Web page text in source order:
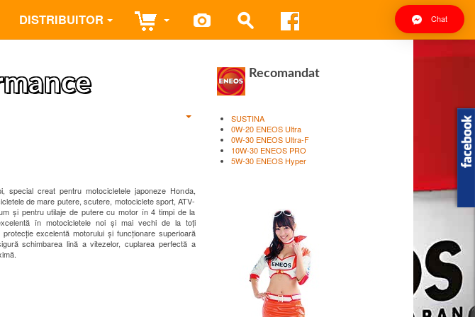
Chat
DISTRIBUITOR
special creat pentru motocicletele japoneze Honda,
de mare putere, scutere, motociclete sport, ATV-
și pentru utilaje de putere cu motor în 4 timpi de la
în motocicletele noi și mai vechi de la toți
excelentă motorului și funcționare superioară
schimbarea lină a vitezelor, cuplarea perfectă a
Recomandat
SUSTINA
0W-20 ENEOS Ultra
0W-30 ENEOS Ultra-F
10W-30 ENEOS PRO
5W-30 ENEOS Hyper